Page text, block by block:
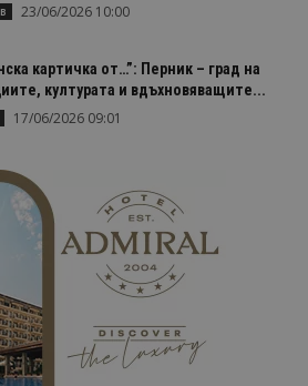
23/06/2026 10:00
картичка от…”: Перник – град на
културата и вдъхновяващите...
17/06/2026 09:01